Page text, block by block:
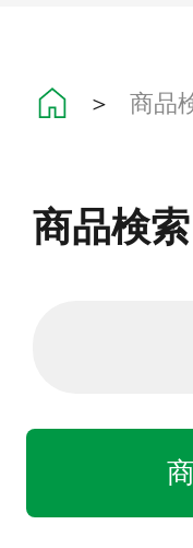
＞ 商品
商品検索